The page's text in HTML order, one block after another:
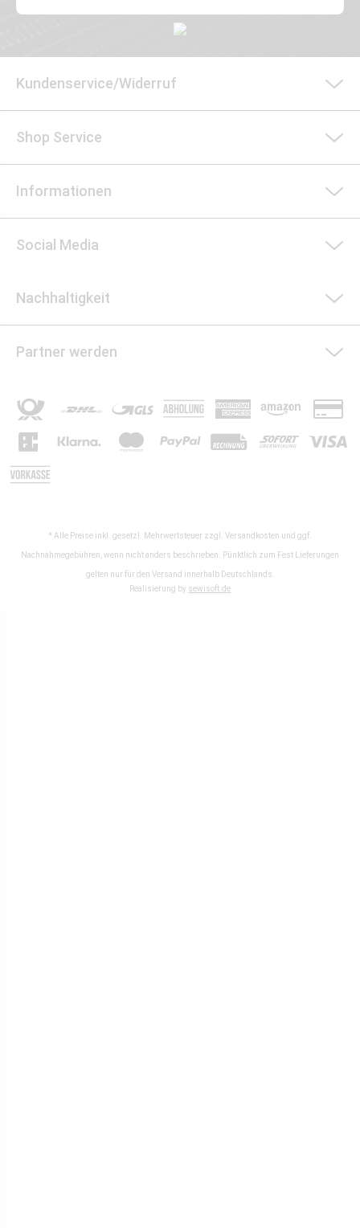
Kundenservice/Widerruf
Shop Service
Informationen
Social Media
Nachhaltigkeit
Partner werden
* Alle Preise inkl. gesetzl. Mehrwertsteuer zzgl. Versandkosten und ggf.
Nachnahmegebühren, wenn nicht anders beschrieben. Pünktlich zum Fest Lieferungen
gelten nur für den Versand innerhalb Deutschlands.
Realisierung by sewisoft.de